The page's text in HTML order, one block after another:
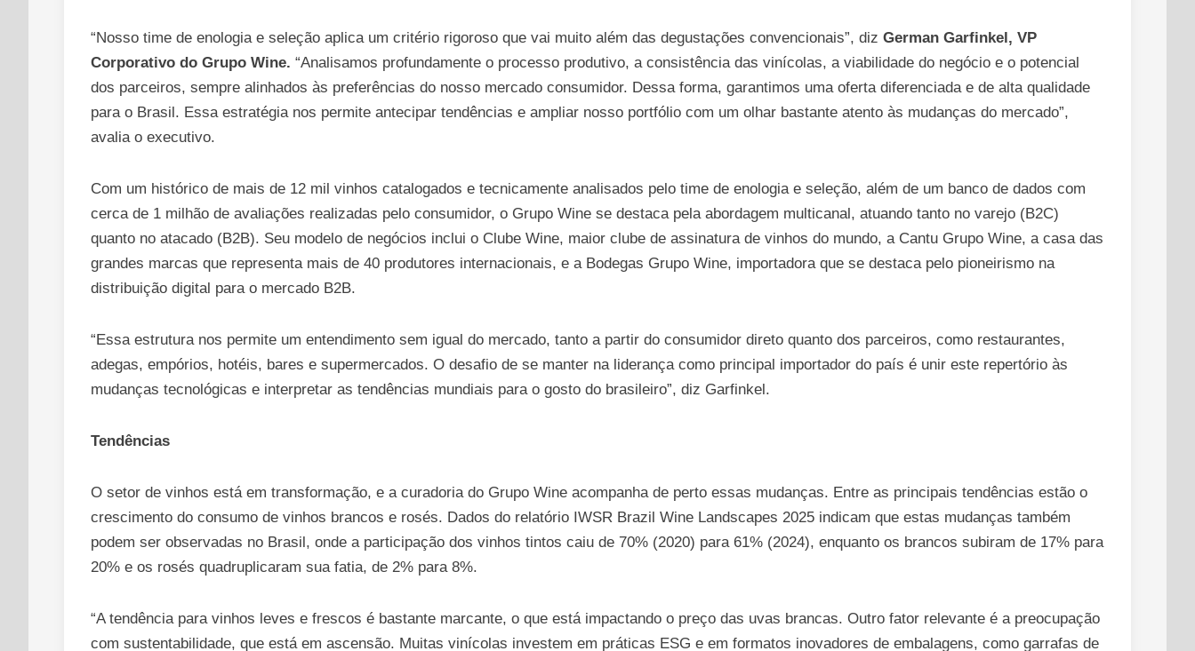
“Nosso time de enologia e seleção aplica um critério rigoroso que vai muito além das degustações convencionais”, diz German Garfinkel, VP
Corporativo do Grupo Wine. “Analisamos profundamente o processo produtivo, a consistência das vinícolas, a viabilidade do negócio e o potencial
dos parceiros, sempre alinhados às preferências do nosso mercado consumidor. Dessa forma, garantimos uma oferta diferenciada e de alta qualidade
para o Brasil. Essa estratégia nos permite antecipar tendências e ampliar nosso portfólio com um olhar bastante atento às mudanças do mercado”,
avalia o executivo.
Com um histórico de mais de 12 mil vinhos catalogados e tecnicamente analisados pelo time de enologia e seleção, além de um banco de dados com
cerca de 1 milhão de avaliações realizadas pelo consumidor, o Grupo Wine se destaca pela abordagem multicanal, atuando tanto no varejo (B2C)
quanto no atacado (B2B). Seu modelo de negócios inclui o Clube Wine, maior clube de assinatura de vinhos do mundo, a Cantu Grupo Wine, a casa das
grandes marcas que representa mais de 40 produtores internacionais, e a Bodegas Grupo Wine, importadora que se destaca pelo pioneirismo na
distribuição digital para o mercado B2B.
“Essa estrutura nos permite um entendimento sem igual do mercado, tanto a partir do consumidor direto quanto dos parceiros, como restaurantes,
adegas, empórios, hotéis, bares e supermercados. O desafio de se manter na liderança como principal importador do país é unir este repertório às
mudanças tecnológicas e interpretar as tendências mundiais para o gosto do brasileiro”, diz Garfinkel.
Tendências
O setor de vinhos está em transformação, e a curadoria do Grupo Wine acompanha de perto essas mudanças. Entre as principais tendências estão o
crescimento do consumo de vinhos brancos e rosés. Dados do relatório IWSR Brazil Wine Landscapes 2025 indicam que estas mudanças também
podem ser observadas no Brasil, onde a participação dos vinhos tintos caiu de 70% (2020) para 61% (2024), enquanto os brancos subiram de 17% para
20% e os rosés quadruplicaram sua fatia, de 2% para 8%.
“A tendência para vinhos leves e frescos é bastante marcante, o que está impactando o preço das uvas brancas. Outro fator relevante é a preocupação
com sustentabilidade, que está em ascensão. Muitas vinícolas investem em práticas ESG e em formatos inovadores de embalagens, como garrafas de